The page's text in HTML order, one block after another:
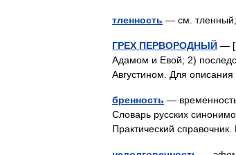
тленность — см.
ГРЕХ ПЕРВОРОДНЫЙ —
Адамом и Евой; 2)
Августином. Для
бренность —
Словарь русских
Практический